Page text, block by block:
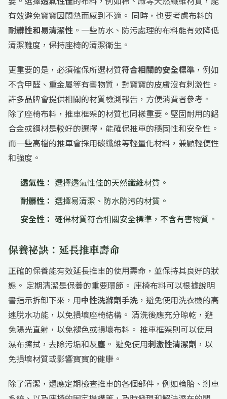
有效避免寶寶因悶熱而感到不適。 同時，也要考慮布料的
耐髒性和易清潔性 。一些防水、防污處理的布料能有效降低
清潔難度，保持座椅的清潔衛生。
更重要的是，必須確保所選材質符合相關的安全標準 ，例如
不含甲醛、重金屬等有害物質，對寶寶的皮膚沒有刺激性。
許多品牌會提供相關的材質檢測報告，方便消費者參考。
除了座椅布料，推車框架的材質也同樣重要。堅固耐用的鋁
合金或鋼材是較好的選擇，能確保推車的穩固性和安全性。
而一些高檔的推車會採用碳纖維等輕量化材料，兼顧輕便性
和強度。
透氣性： 選擇透氣性佳的天然纖維材質。
耐髒性： 選擇易清潔、防水防污的材質。
安全性： 確保材質符合相關安全標準，不含有害物質。
保養祕訣：延長推車壽命
正確的保養能有效延長推車的使用壽命，並保持其良好的狀
態。 定期清潔是保養的重要環節。 座椅布料可以根據說明
書指示拆卸下來，用中性洗滌劑手洗 ，避免使用洗衣機的高
速脫水功能，以免損壞座椅結構。 清洗後應充分晾乾，避
免陽光直射，以免褪色或損壞布料。 推車框架則可以使用
濕布擦拭，去除污垢和灰塵。 避免使用刺激性清潔劑 ，以
免損壞材質或影響寶寶的健康。
除了清潔，還應定期檢查推車的各個部件，例如輪胎、剎車